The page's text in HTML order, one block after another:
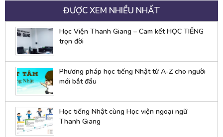
ĐƯỢC XEM NHIỀU NHẤT
Học Viện Thanh Giang – Cam kết HỌC TIẾNG
trọn đời
Phương pháp học tiếng Nhật từ A-Z cho người
mới bắt đầu
Học tiếng Nhật cùng Học viện ngoại ngữ
Thanh Giang